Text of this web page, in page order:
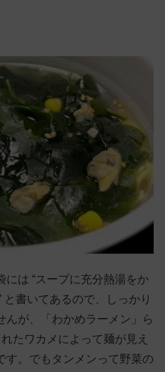
は “スープに充分熱湯をか
書いてあるので、しっかり
んが、「わかめラーメン」ら
たワカメによって麺が見え
す。でもタンメンって野菜の